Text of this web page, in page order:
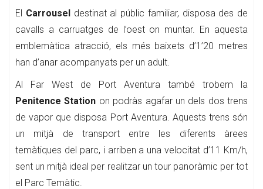
El Carrouseldestinat al públic familiar, disposa des de
cavalls a carruatges de l’oest on muntar. En aquesta
emblemàtica atracció, els més baixets d’1’20 metres
han d’anar acompanyats per un adult.
Al Far West de Port Aventura també trobem la
Penitence Station on podràs agafar un dels dos trens
de vapor que disposa Port Aventura. Aquests trens són
un mitjà de transport entre les diferents àrees
temàtiques del parc, i arriben a una velocitat d’11 Km/h,
sent un mitjà ideal per realitzar un tour panoràmic per tot
el Parc Temàtic.